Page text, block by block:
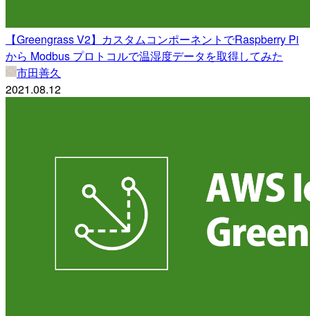
【Greengrass V2】カスタムコンポーネントでRaspberry Pi
から Modbus プロトコルで温湿度データを取得してみた
市田善久
2021.08.12